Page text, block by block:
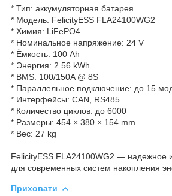
* Тип: аккумуляторная батарея
* Модель: FelicityESS FLA24100WG2
* Химия: LiFePO4
* Номинальное напряжение: 24 V
* Ёмкость: 100 Ah
* Энергия: 2.56 kWh
* BMS: 100/150A @ 8S
* Параллельное подключение: до 15
* Интерфейсы: CAN, RS485
* Количество циклов: до 6000
* Размеры: 454 × 380 × 154 mm
* Вес: 27 kg
FelicityESS FLA24100WG2 — надежное
для современных систем накопления
Приховати